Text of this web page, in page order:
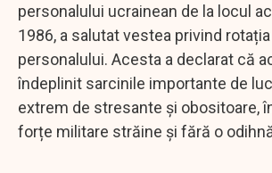
personalului ucrainean de la locul
1986, a salutat vestea privind
personalului. Acesta a declarat că
îndeplinit sarcinile importante de
extrem de stresante și obositoare,
forțe militare străine și fără o